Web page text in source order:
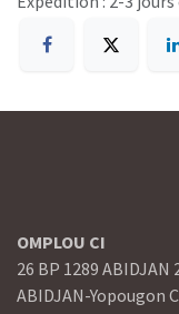
OMPLOU CI
26 BP 1289 ABIDJAN
ABIDJAN-Yopougon